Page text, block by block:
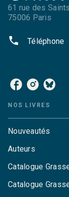
61 rue des
75006 Paris
phone Téléphone
NOS LIVRES
Nouveautés
Auteurs
Catalogue
Catalogue